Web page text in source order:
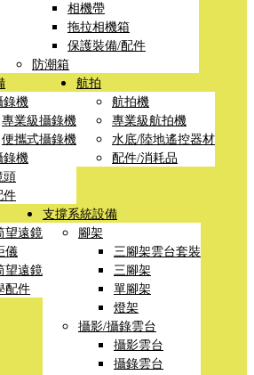
相機帶
拖拉相機箱
保護裝備/配件
防潮箱
錄機
專業級攝錄機
便攜式攝錄機
錄機
頭
件
航拍
航拍機
專業級航拍機
水底/陸地遙控器材
配件/消耗品
望遠鏡
儀
望遠鏡
配件
支撐系統設備
腳架
三腳架雲台套裝
三腳架
單腳架
燈架
攝影/攝錄雲台
攝影雲台
攝錄雲台